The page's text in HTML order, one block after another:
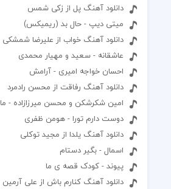
دانلود آهنگ پل از زکی شمس
میتی دیپ - حال بد (ریمیکس)
دانلود آهنگ خواب از علیرضا شمشکی
عاشقانه - سعید و مهیار محمدی
احسان خواجه امیری - آرامش
دانلود آهنگ رفاقت از محسن رادمرد
امین شکرشکن و محسن میرزازاده -
دوست دارم تورا - هومن ظفری
دانلود آهنگ یلدا از مجید توکلی
اسمال - بگیر دستام
پیوند - کودک قصه ی ما
دانلود آهنگ کنارم باش از علی آرمین